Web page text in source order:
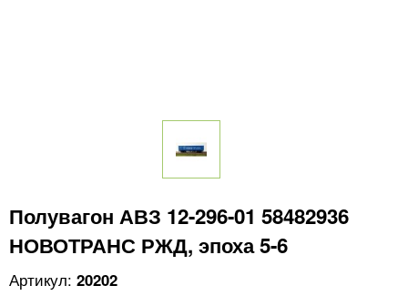
Полувагон АВЗ 12-296-01 58482936
НОВОТРАНС РЖД, эпоха 5-6
20202